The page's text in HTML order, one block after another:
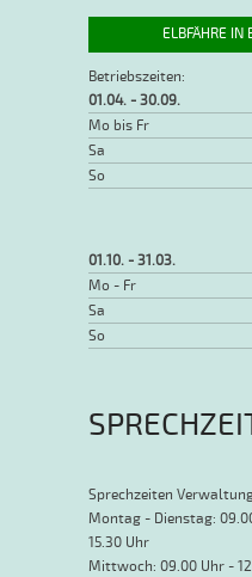
ELBFÄHRE IN
Betriebszeiten:
01.04. - 30.09.
Mo bis Fr
Sa
So
01.10. - 31.03.
Mo - Fr
Sa
So
Sprechzeiten
Montag - Dienstag:
15.30 Uhr
Mittwoch: 09.00 Uhr -